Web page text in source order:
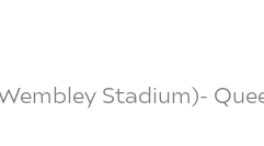
Stadium)-